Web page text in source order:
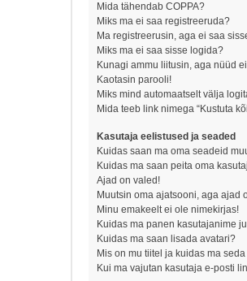
Mida tähendab COPPA?
Miks ma ei saa registreeruda?
Ma registreerusin, aga ei saa
Miks ma ei saa sisse logida?
Kunagi ammu liitusin, aga nüüd
Kaotasin parooli!
Miks mind automaatselt välja
Mida teeb link nimega “Kustuta
Kasutaja eelistused ja seaded
Kuidas saan ma oma seadeid
Kuidas ma saan peita oma
Ajad on valed!
Muutsin oma ajatsooni, aga ajad
Minu emakeelt ei ole nimekirjas!
Kuidas ma panen kasutajanime
Kuidas ma saan lisada avatari?
Mis on mu tiitel ja kuidas ma
Kui ma vajutan kasutaja e-posti